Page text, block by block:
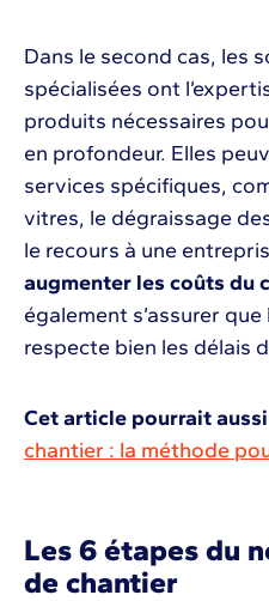
Dans le second cas, les
spécialisées ont
produits nécessaires
en profondeur. Elles
services spécifiques,
vitres, le dégraissage
le recours à une
augmenter les coûts du
également s’assurer
respecte bien les délais
Cet article pourrait
chantier : la méthode
Les 6 étapes du
de chantier